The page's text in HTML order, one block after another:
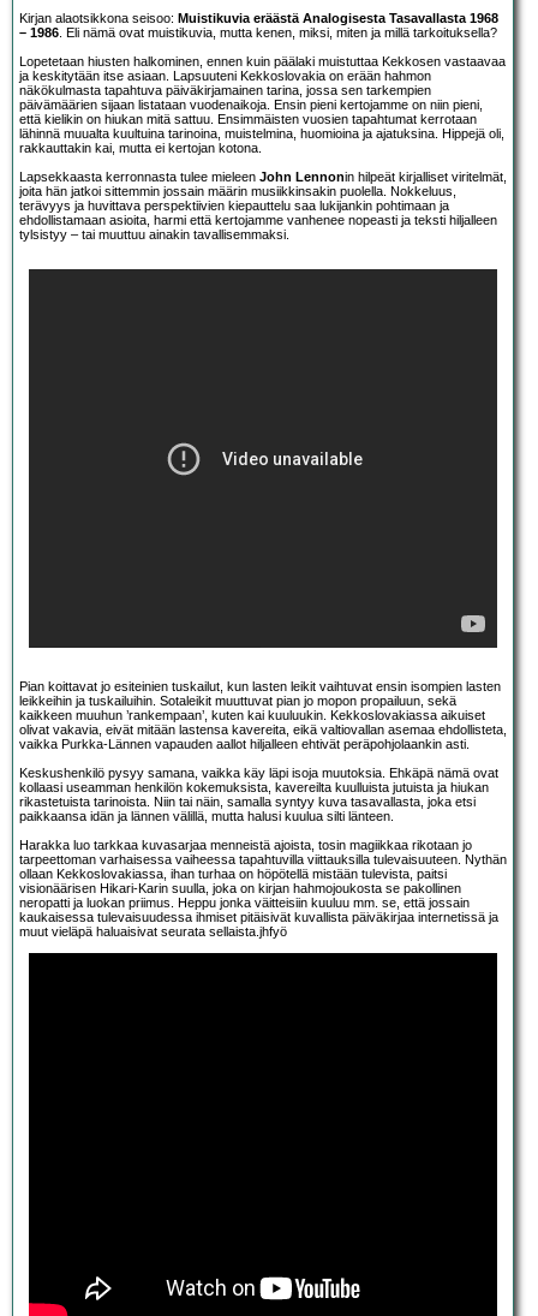
Kirjan alaotsikkona seisoo: Muistikuvia eräästä Analogisesta Tasavallasta 1968
– 1986. Eli nämä ovat muistikuvia, mutta kenen, miksi, miten ja millä tarkoituksella?
Lopetetaan hiusten halkominen, ennen kuin päälaki muistuttaa Kekkosen vastaavaa
ja keskitytään itse asiaan. Lapsuuteni Kekkoslovakia on erään hahmon
näkökulmasta tapahtuva päiväkirjamainen tarina, jossa sen tarkempien
päivämäärien sijaan listataan vuodenaikoja. Ensin pieni kertojamme on niin pieni,
että kielikin on hiukan mitä sattuu. Ensimmäisten vuosien tapahtumat kerrotaan
lähinnä muualta kuultuina tarinoina, muistelmina, huomioina ja ajatuksina. Hippejä oli,
rakkauttakin kai, mutta ei kertojan kotona.
Lapsekkaasta kerronnasta tulee mieleen John Lennonin hilpeät kirjalliset viritelmät,
joita hän jatkoi sittemmin jossain määrin musiikkinsakin puolella. Nokkeluus,
terävyys ja huvittava perspektiivien kiepauttelu saa lukijankin pohtimaan ja
ehdollistamaan asioita, harmi että kertojamme vanhenee nopeasti ja teksti hiljalleen
tylsistyy – tai muuttuu ainakin tavallisemmaksi.
Pian koittavat jo esiteinien tuskailut, kun lasten leikit vaihtuvat ensin isompien lasten
leikkeihin ja tuskailuihin. Sotaleikit muuttuvat pian jo mopon propailuun, sekä
kaikkeen muuhun ’rankempaan’, kuten kai kuuluukin. Kekkoslovakiassa aikuiset
olivat vakavia, eivät mitään lastensa kavereita, eikä valtiovallan asemaa ehdollisteta,
vaikka Purkka-Lännen vapauden aallot hiljalleen ehtivät peräpohjolaankin asti.
Keskushenkilö pysyy samana, vaikka käy läpi isoja muutoksia. Ehkäpä nämä ovat
kollaasi useamman henkilön kokemuksista, kavereilta kuulluista jutuista ja hiukan
rikastetuista tarinoista. Niin tai näin, samalla syntyy kuva tasavallasta, joka etsi
paikkaansa idän ja lännen välillä, mutta halusi kuulua silti länteen.
Harakka luo tarkkaa kuvasarjaa menneistä ajoista, tosin magiikkaa rikotaan jo
tarpeettoman varhaisessa vaiheessa tapahtuvilla viittauksilla tulevaisuuteen. Nythän
ollaan Kekkoslovakiassa, ihan turhaa on höpötellä mistään tulevista, paitsi
visionäärisen Hikari-Karin suulla, joka on kirjan hahmojoukosta se pakollinen
neropatti ja luokan priimus. Heppu jonka väitteisiin kuuluu mm. se, että jossain
kaukaisessa tulevaisuudessa ihmiset pitäisivät kuvallista päiväkirjaa internetissä ja
muut vieläpä haluaisivat seurata sellaista.jhfyö